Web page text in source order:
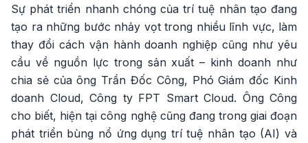
Sự phát triển nhanh chóng của trí tuệ nhân tạo đang
tạo ra những bước nhảy vọt trong nhiều lĩnh vực, làm
thay đổi cách vận hành doanh nghiệp cũng như yêu
cầu về nguồn lực trong sản xuất – kinh doanh như
chia sẻ của ông Trần Đốc Công, Phó Giám đốc Kinh
doanh Cloud, Công ty FPT Smart Cloud. Ông Công
cho biết, hiện tại công nghệ cũng đang trong giai đoạn
phát triển bùng nổ ứng dụng trí tuệ nhân tạo (AI) và